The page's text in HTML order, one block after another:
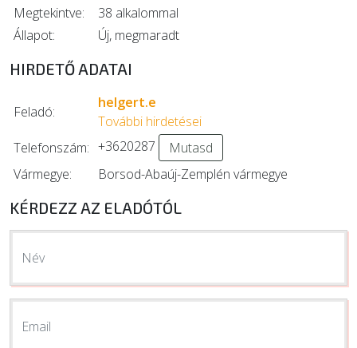
Megtekintve:
38 alkalommal
Állapot:
Új, megmaradt
HIRDETŐ ADATAI
Feladó:
helgert.e
További hirdetései
Telefonszám: +3620287
Mutasd
Vármegye:
Borsod-Abaúj-Zemplén vármegye
KÉRDEZZ AZ ELADÓTÓL
Név
Email